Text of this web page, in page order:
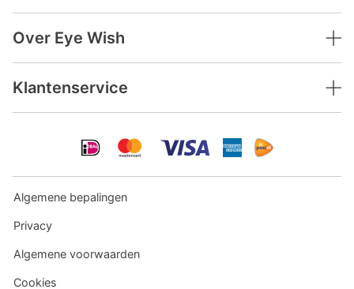
Over Eye Wish
Klantenservice
Algemene bepalingen
Privacy
Algemene voorwaarden
Cookies